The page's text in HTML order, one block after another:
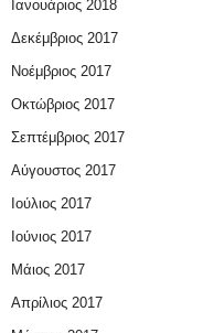
Ιανουάριος 2018
Δεκέμβριος 2017
Νοέμβριος 2017
Οκτώβριος 2017
Σεπτέμβριος 2017
Αύγουστος 2017
Ιούλιος 2017
Ιούνιος 2017
Μάιος 2017
Απρίλιος 2017